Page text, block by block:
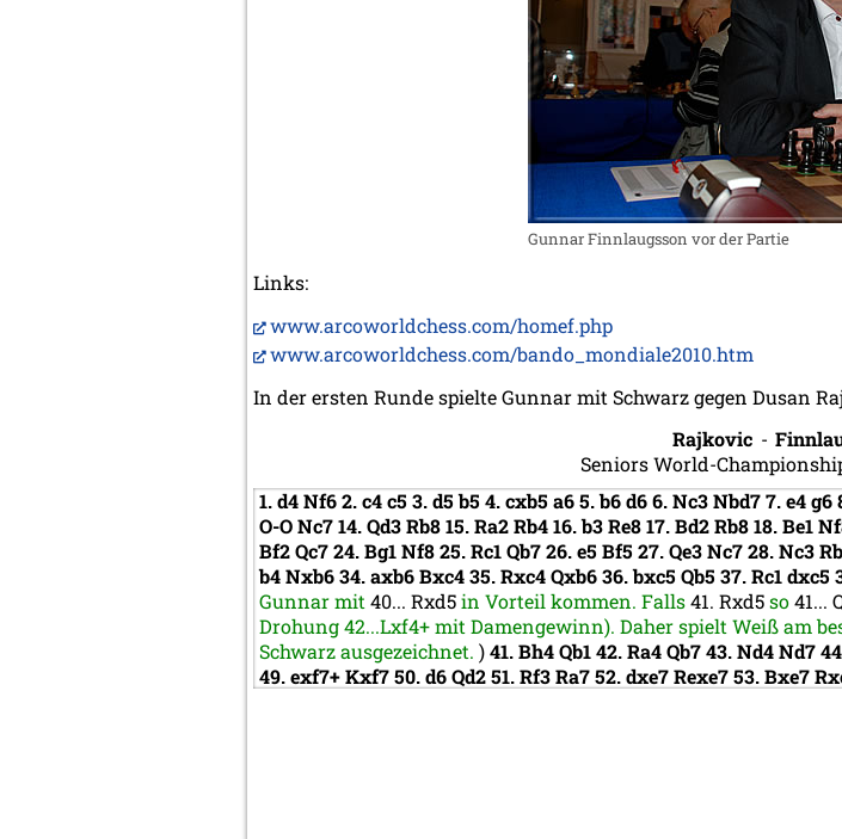
Gunnar Finnlaugsson vor der Partie
Links:
www.arcoworldchess.com/homef.php
www.arcoworldchess.com/bando_mondiale2010.htm
In der ersten Runde spielte Gunnar mit Schwarz gegen Dusan
Rajkovic -
Seniors World-
1.d4Nf62.c4c53.d5b54.cxb5a65.b6d66.Nc3Nbd77.e4g6
O-ONc714.Qd3Rb815.Ra2Rb416.b3Re817.Bd2Rb818.Be1
Bf2Qc724.Bg1Nf825.Rc1Qb726.e5Bf527.Qe3Nc728.Nc3
b4Nxb634.axb6Bxc435.Rxc4Qxb636.bxc5Qb537.Rc1dxc5
Gunnar mit40... Rxd5in Vorteil kommen. Falls41. Rxd5so41...
Drohung 42...Lxf4+ mit Damengewinn). Daher spielt Weiß am
Schwarz ausgezeichnet. )41.Bh4Qb142.Ra4Qb743.Nd4Nd7
49.exf7+Kxf750.d6Qd251.Rf3Ra752.dxe7Rexe753.Bxe7